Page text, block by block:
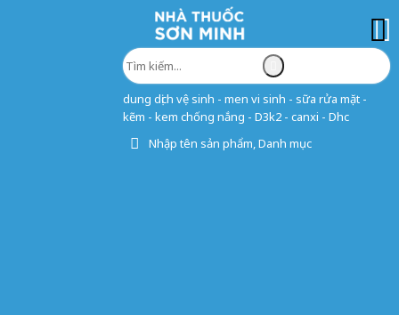
dung dịch vệ sinh - men vi sinh - sữa rửa mặt -
kẽm - kem chống nắng - D3k2 - canxi - Dhc
Nhập tên sản phẩm, Danh mục